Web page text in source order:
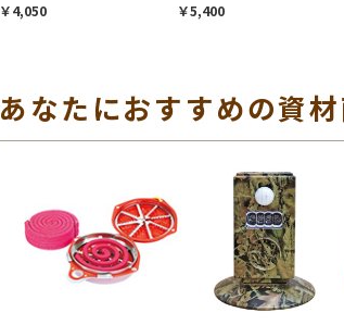
￥4,050 ￥5,400
あなたにおすすめの資